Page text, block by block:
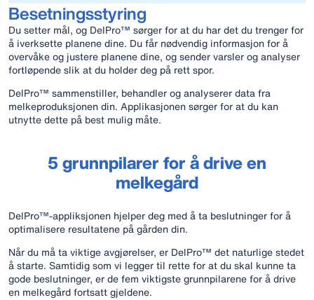
Besetningsstyring
Du setter mål, og DelPro™ sørger for at du har det du trenger for
å iverksette planene dine. Du får nødvendig informasjon for å
overvåke og justere planene dine, og sender varsler og analyser
fortløpende slik at du holder deg på rett spor.
DelPro™ sammenstiller, behandler og analyserer data fra
melkeproduksjonen din. Applikasjonen sørger for at du kan
utnytte dette på best mulig måte.
5 grunnpilarer for å drive en
melkegård
DelPro™-appliksjonen hjelper deg med å ta beslutninger for å
optimalisere resultatene på gården din.
Når du må ta viktige avgjørelser, er DelPro™ det naturlige stedet
å starte. Samtidig som vi legger til rette for at du skal kunne ta
gode beslutninger, er de fem viktigste grunnpilarene for å drive
en melkegård fortsatt gjeldene.